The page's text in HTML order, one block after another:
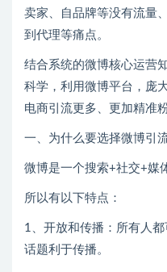
卖家、自品牌等没有流量
到代理等痛点。
结合系统的微博核心运营
科学，利用微博平台，庞
电商引流更多、更加精准
一、为什么要选择微博引
微博是一个搜索+社交+媒
所以有以下特点：
1、开放和传播：所有人
话题利于传播。